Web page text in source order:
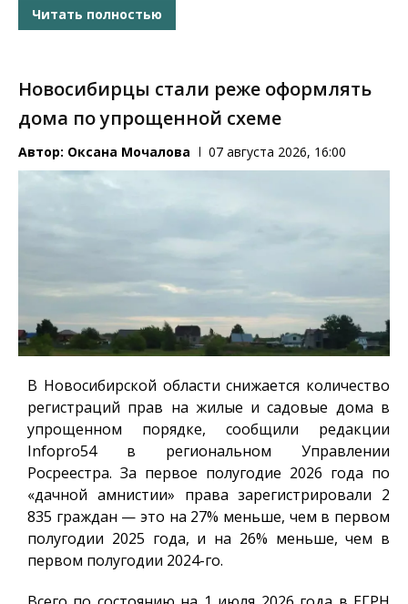
Читать полностью
Новосибирцы стали реже оформлять
дома по упрощенной схеме
Автор: Оксана Мочалова 07 августа 2026, 16:00
В Новосибирской области снижается количество
регистраций прав на жилые и садовые дома в
упрощенном порядке, сообщили редакции
Infopro54в региональном Управлении
Росреестра. За первое полугодие 2026 года по
«дачной амнистии» права зарегистрировали 2
835 граждан — это на 27% меньше, чем в первом
полугодии 2025 года, и на 26% меньше, чем в
первом полугодии 2024-го.